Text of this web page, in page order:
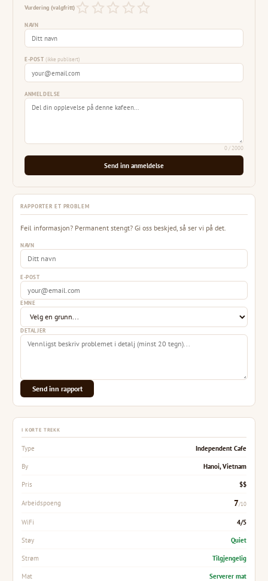
Vurdering (valgfritt)
NAVN
E-POST(ikke publisert)
ANMELDELSE
0/ 2000
Send inn anmeldelse
RAPPORTER ET PROBLEM
Feil informasjon? Permanent stengt? Gi oss beskjed, så ser vi på det.
NAVN
E-POST
EMNE
DETALJER
Send inn rapport
I KORTE TREKK
Type Independent Cafe
By Hanoi, Vietnam
Pris $$
Arbeidspoeng 7/10
WiFi 4/5
Støy Quiet
Strøm Tilgjengelig
Mat Serverer mat